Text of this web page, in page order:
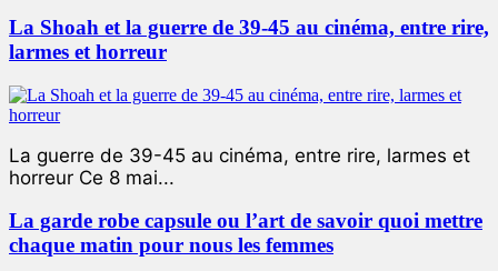
La Shoah et la guerre de 39-45 au cinéma, entre rire,
larmes et horreur
La guerre de 39-45 au cinéma, entre rire, larmes et
horreur Ce 8 mai...
La garde robe capsule ou l’art de savoir quoi mettre
chaque matin pour nous les femmes